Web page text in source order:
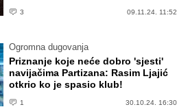
3 09.11.24. 11:52
Ogromna dugovanja
Priznanje koje neće dobro 'sjesti'
navijačima Partizana: Rasim Ljajić
otkrio ko je spasio klub!
1 30.10.24. 16:30